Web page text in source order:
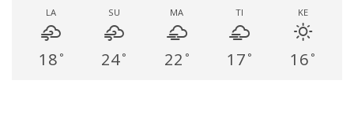
LA
18 °
SU
24°
MA
22 °
TI
17 °
KE
16 °